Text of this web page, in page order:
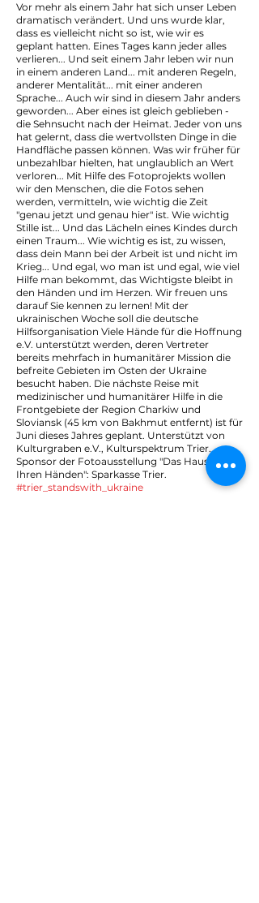
Vor mehr als einem Jahr hat sich unser Leben
dramatisch verändert. Und uns wurde klar,
dass es vielleicht nicht so ist, wie wir es
geplant hatten. Eines Tages kann jeder alles
verlieren... Und seit einem Jahr leben wir nun
in einem anderen Land... mit anderen Regeln,
anderer Mentalität... mit einer anderen
Sprache... Auch wir sind in diesem Jahr anders
geworden... Aber eines ist gleich geblieben -
die Sehnsucht nach der Heimat. Jeder von uns
hat gelernt, dass die wertvollsten Dinge in die
Handfläche passen können. Was wir früher für
unbezahlbar hielten, hat unglaublich an Wert
verloren... Mit Hilfe des Fotoprojekts wollen
wir den Menschen, die die Fotos sehen
werden, vermitteln, wie wichtig die Zeit
"genau jetzt und genau hier" ist. Wie wichtig
Stille ist... Und das Lächeln eines Kindes durch
einen Traum... Wie wichtig es ist, zu wissen,
dass dein Mann bei der Arbeit ist und nicht im
Krieg... Und egal, wo man ist und egal, wie viel
Hilfe man bekommt, das Wichtigste bleibt in
den Händen und im Herzen. Wir freuen uns
darauf Sie kennen zu lernen! Mit der
ukrainischen Woche soll die deutsche
Hilfsorganisation Viele Hände für die Hoffnung
e.V. unterstützt werden, deren Vertreter
bereits mehrfach in humanitärer Mission die
befreite Gebieten im Osten der Ukraine
besucht haben. Die nächste Reise mit
medizinischer und humanitärer Hilfe in die
Frontgebiete der Region Charkiw und
Sloviansk (45 km von Bakhmut entfernt) ist für
Juni dieses Jahres geplant. Unterstützt von
Kulturgraben e.V., Kulturspektrum Trier.
Sponsor der Fotoausstellung "Das Haus ist in
Ihren Händen": Sparkasse Trier.
#trier_standswith_ukraine